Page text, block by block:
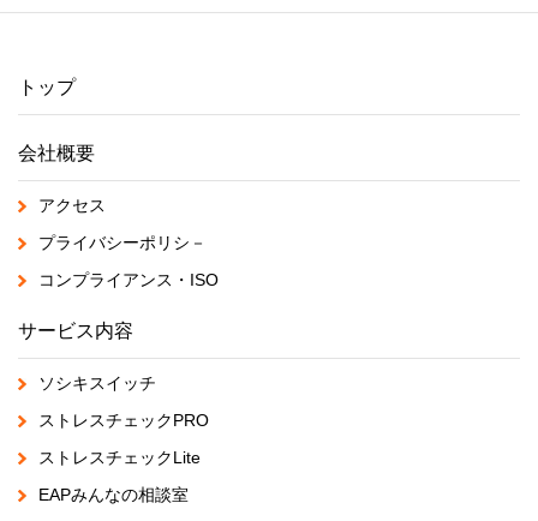
トップ
会社概要
アクセス
プライバシーポリシ－
コンプライアンス・ISO
サービス内容
ソシキスイッチ
ストレスチェックPRO
ストレスチェックLite
EAPみんなの相談室